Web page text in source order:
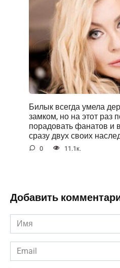
Билык всегда умела
замком, но на этот раз
порадовать фанатов и
сразу двух своих
0 11.1к.
Добавить
Имя
*
Email
*